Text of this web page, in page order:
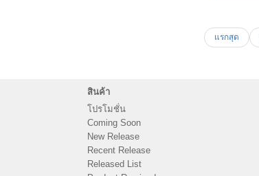
แรกสุด
สินค้า
โปรโมชั่น
Coming Soon
New Release
Recent Release